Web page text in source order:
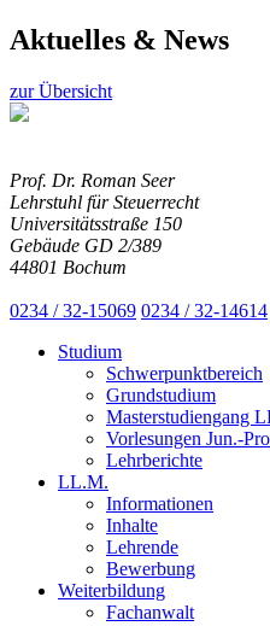
Aktuelles & News
zur Übersicht
Prof. Dr. Roman Seer
Lehrstuhl für Steuerrecht
Universitätsstraße 150
Gebäude GD 2/389
44801 Bochum
0234 / 32-15069 0234 / 32-14614
Studium
Schwerpunktbereich
Grundstudium
Masterstudiengang
Vorlesungen Jun.-
Lehrberichte
LL.M.
Informationen
Inhalte
Lehrende
Bewerbung
Weiterbildung
Fachanwalt